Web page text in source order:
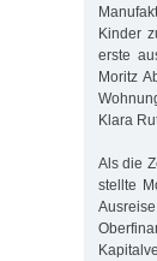
Kinder
erste
Moritz
Klara
Als die
stellte